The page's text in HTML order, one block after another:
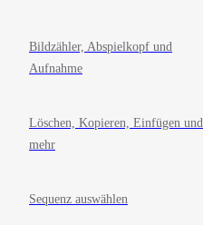
Bildzähler, Abspielkopf und
Aufnahme
Löschen, Kopieren, Einfügen und
mehr
Sequenz auswählen